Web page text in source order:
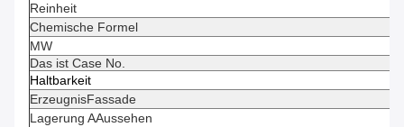
Reinheit
Chemische Formel
MW
Das ist Case No.
Haltbarkeit
ErzeugnisFassade
Lagerung AAussehen